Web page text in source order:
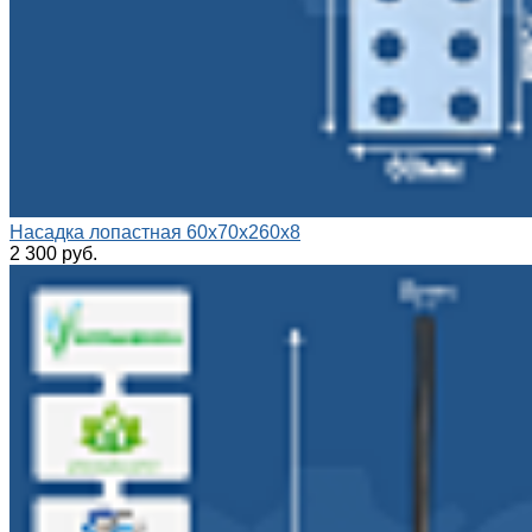
Насадка лопастная 60x70x260x8
2 300 руб.